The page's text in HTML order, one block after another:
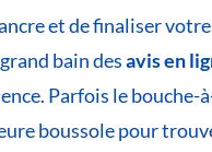
et de finaliser
bain desavis en
Parfois le bouche-
boussole pour